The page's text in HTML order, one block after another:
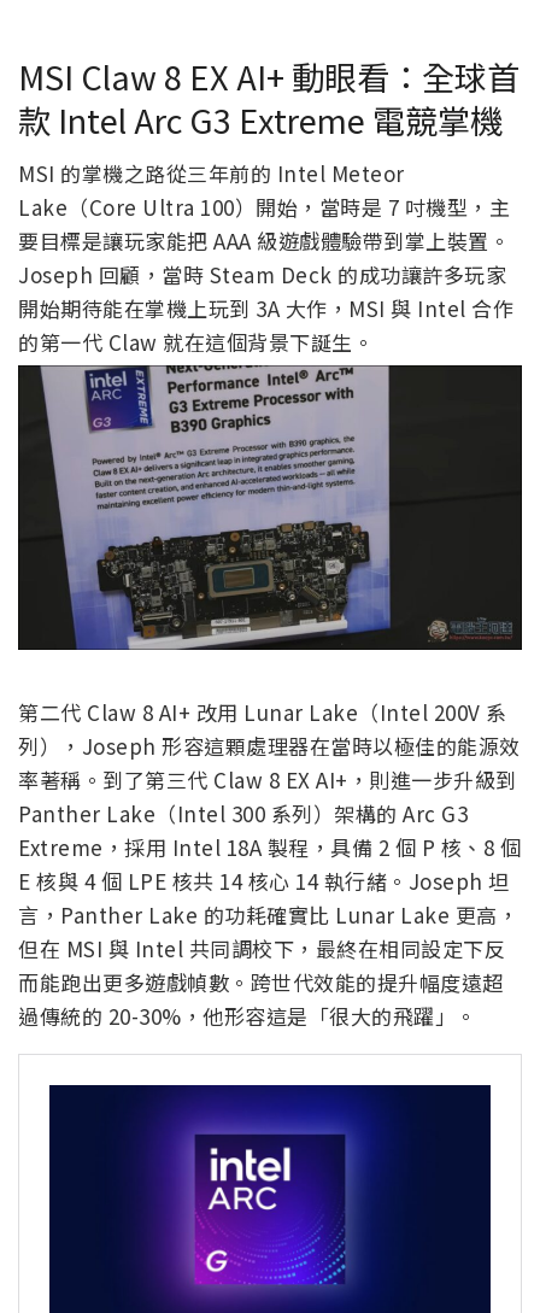
MSI Claw 8 EX AI+ 動眼看：全球首
款 Intel Arc G3 Extreme 電競掌機
MSI 的掌機之路從三年前的 Intel Meteor
Lake（Core Ultra 100）開始，當時是 7 吋機型，主
要目標是讓玩家能把 AAA 級遊戲體驗帶到掌上裝置。
Joseph 回顧，當時 Steam Deck 的成功讓許多玩家
開始期待能在掌機上玩到 3A 大作，MSI 與 Intel 合作
的第一代 Claw 就在這個背景下誕生。
第二代 Claw 8 AI+ 改用 Lunar Lake（Intel 200V 系
列），Joseph 形容這顆處理器在當時以極佳的能源效
率著稱。到了第三代 Claw 8 EX AI+，則進一步升級到
Panther Lake（Intel 300 系列）架構的 Arc G3
Extreme，採用 Intel 18A 製程，具備 2 個 P 核、8 個
E 核與 4 個 LPE 核共 14 核心 14 執行緒。Joseph 坦
言，Panther Lake 的功耗確實比 Lunar Lake 更高，
但在 MSI 與 Intel 共同調校下，最終在相同設定下反
而能跑出更多遊戲幀數。跨世代效能的提升幅度遠超
過傳統的 20-30%，他形容這是「很大的飛躍」。